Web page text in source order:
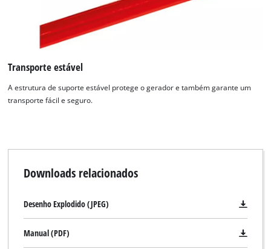
Transporte estável
A estrutura de suporte estável protege o gerador e também garante um
transporte fácil e seguro.
Downloads relacionados
Desenho Explodido (JPEG)
Manual (PDF)